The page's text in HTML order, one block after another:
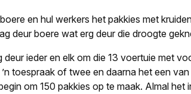
en hul werkers het pakkies met
deur boere wat erg deur die droogte
deur ieder en elk om die 13 voertuie met
toespraak of twee en daarna het een
om 150 pakkies op te maak. Almal